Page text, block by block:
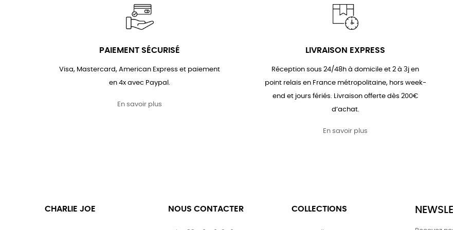
PAIEMENT SÉCURISÉ
Visa, Mastercard, American Express et paiement
en 4x avec Paypal.
En savoir plus
LIVRAISON EXPRESS
Réception sous 24/48h à domicile et 2 à 3j en
point relais en France métropolitaine, hors week-
end et jours fériés. Livraison offerte dès 200€
d’achat.
En savoir plus
CHARLIE JOE NOUS CONTACTER COLLECTIONS